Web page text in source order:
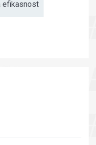
efikasnost